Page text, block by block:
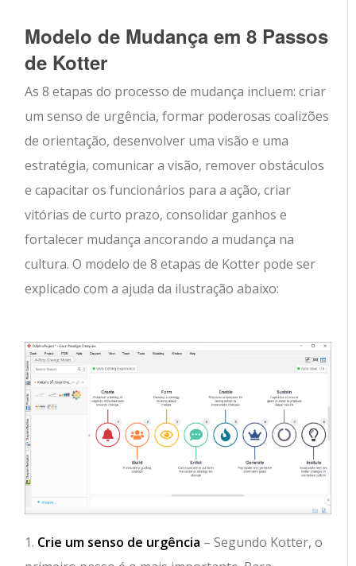
Modelo de Mudança em 8 Passos
de Kotter
As 8 etapas do processo de mudança incluem: criar
um senso de urgência, formar poderosas coalizões
de orientação, desenvolver uma visão e uma
estratégia, comunicar a visão, remover obstáculos
e capacitar os funcionários para a ação, criar
vitórias de curto prazo, consolidar ganhos e
fortalecer mudança ancorando a mudança na
cultura. O modelo de 8 etapas de Kotter pode ser
explicado com a ajuda da ilustração abaixo:
1. Crie um senso de urgência – Segundo Kotter, o